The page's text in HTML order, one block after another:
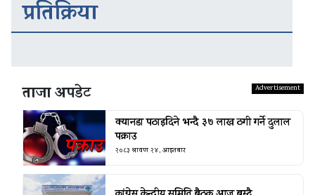
प्रतिक्रिया
ताजा अपडेट
क्यानडा पठाइदिने भन्दै ३७ लाख ठगी गर्ने दुलाल
पक्राउ
२०८३ श्रावण २४, आइतबार